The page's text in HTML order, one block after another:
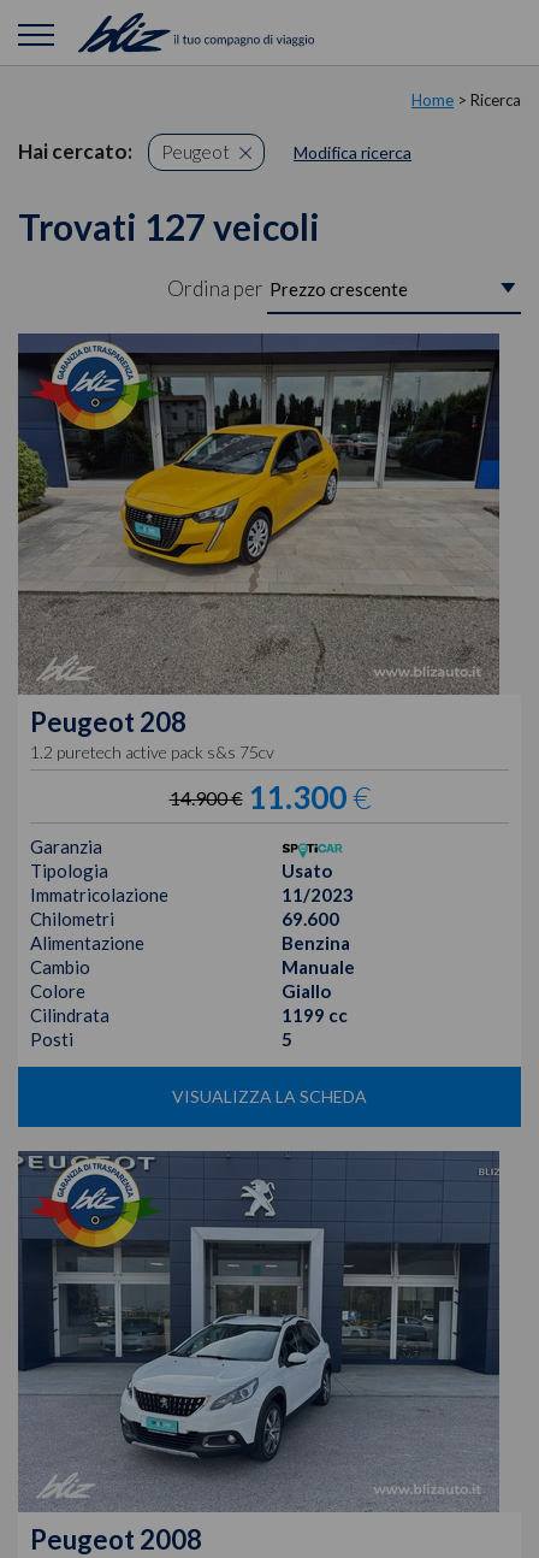
Home > Ricerca
Hai cercato: Peugeot Modifica ricerca
Trovati 127 veicoli
Ordina per
Peugeot 208
1.2 puretech active pack s&s 75cv
14.900 € 11.300€
Garanzia
Tipologia
Usato
Immatricolazione
11/2023
Chilometri
69.600
Alimentazione
Benzina
Cambio
Manuale
Colore
Giallo
Cilindrata
1199 cc
Posti
5
VISUALIZZA LA SCHEDA
Peugeot 2008